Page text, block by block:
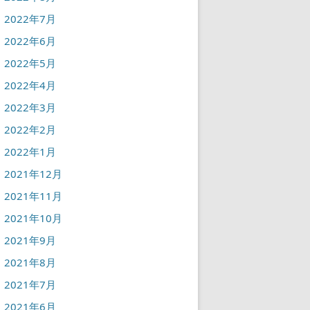
2022年7月
2022年6月
2022年5月
2022年4月
2022年3月
2022年2月
2022年1月
2021年12月
2021年11月
2021年10月
2021年9月
2021年8月
2021年7月
2021年6月